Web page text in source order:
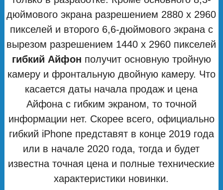
дюймового экрана разрешением 2880 х 2960
пикселей и второго 6,6-дюймового экрана с
вырезом разрешением 1440 х 2960 пикселей
гибкий Айфон получит основную тройную
камеру и фронтальную двойную камеру. Что
касается даты начала продаж и цена
Айфона с гибким экраном, то точной
информации нет. Скорее всего, официально
гибкий iPhone представят в конце 2019 года
или в начале 2020 года, тогда и будет
известна точная цена и полные технические
характеристики новинки.